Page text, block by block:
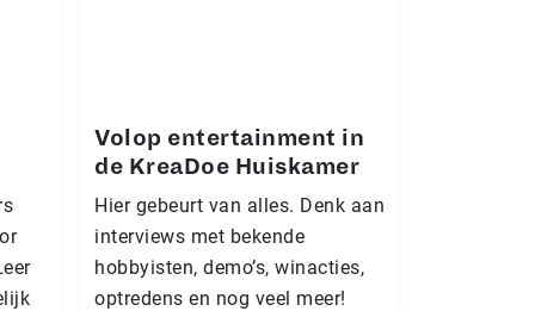
Volop entertainment in
de KreaDoe Huiskamer
Hier gebeurt van alles. Denk aan
interviews met bekende
hobbyisten, demo’s, winacties,
optredens en nog veel meer!